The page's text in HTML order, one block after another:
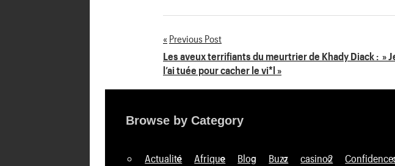
Navigation
de
Previous Post
Les aveux terrifiants du meurtrier de Khady Diack : »
l’ai tuée pour cacher le vi*l »
Browse by Category
Actualité Afrique Blog Buzz casino2